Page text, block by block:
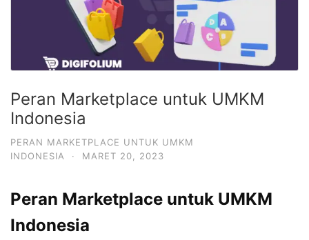
Peran Marketplace untuk UMKM
Indonesia
PERAN MARKETPLACE UNTUK UMKM
INDONESIA
· MARET 20, 2023
Peran Marketplace untuk UMKM
Indonesia